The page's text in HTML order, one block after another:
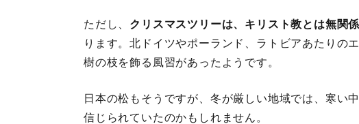
ただし、 クリスマスツリーは、キリスト教とは無関
ります。北ドイツやポーランド、ラトビアあたりの
樹の枝を飾る風習があったようです。
日本の松もそうですが、冬が厳しい地域では、寒い
信じられていたのかもしれません。